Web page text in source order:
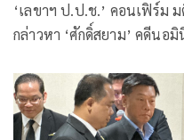
‘เลขาฯ ป.ป.ช.’ คอนเฟิร์ม
กล่าวหา ‘ศักดิ์สยาม’ คดีนอ